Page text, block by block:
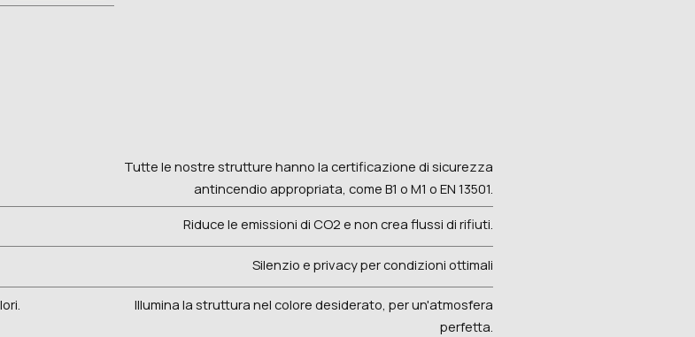
Tutte le nostre strutture hanno la certificazione di sicurezza
antincendio appropriata, come B1 o M1 o EN 13501.
Riduce le emissioni di CO2 e non crea flussi di rifiuti.
Silenzio e privacy per condizioni ottimali
Illumina la struttura nel colore desiderato, per un'atmosfera
perfetta.